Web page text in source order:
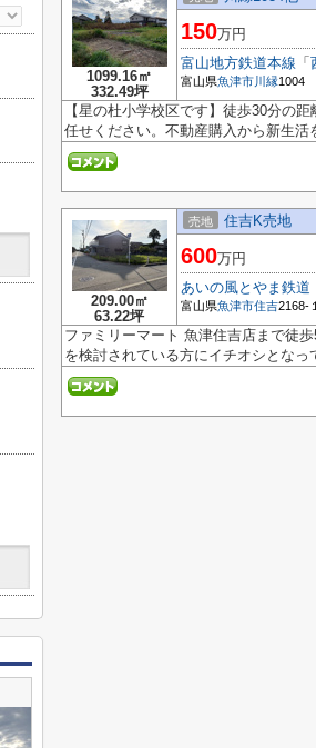
1099.16㎡
332.49坪
150万円
富山地方鉄道本線 「
富山県魚津市川縁1004
【星の杜小学校区です】徒歩30分の
任せください。不動産購入から新生
209.00㎡
63.22坪
売地 住吉K売地
600万円
あいの風とやま鉄道
富山県魚津市住吉2168-１
ファミリーマート 魚津住吉店まで徒
を検討されている方にイチオシとな